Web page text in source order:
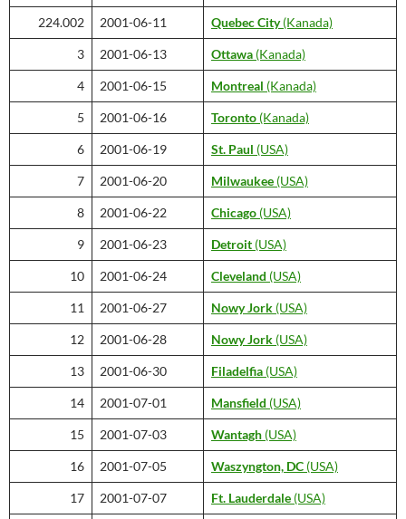
224.002 2001-06-11 Quebec City(Kanada)
3 2001-06-13 Ottawa (Kanada)
4 2001-06-15 Montreal (Kanada)
5 2001-06-16 Toronto (Kanada)
6 2001-06-19 St. Paul (USA)
7 2001-06-20 Milwaukee (USA)
8 2001-06-22 Chicago (USA)
9 2001-06-23 Detroit (USA)
10 2001-06-24 Cleveland (USA)
11 2001-06-27 Nowy Jork (USA)
12 2001-06-28 Nowy Jork (USA)
13 2001-06-30 Filadelfia (USA)
14 2001-07-01 Mansfield (USA)
15 2001-07-03 Wantagh (USA)
16 2001-07-05 Waszyngton, DC (USA)
17 2001-07-07 Ft. Lauderdale (USA)